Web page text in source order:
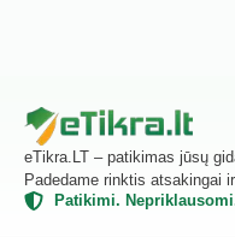
eTikra.LT – patikimas jūsų
Padedame rinktis atsakingai
Patikimi.